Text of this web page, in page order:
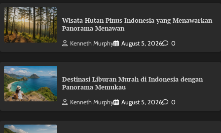
Wisata Hutan Pinus Indonesia yang Menawarkan
Panorama Menawan
Kenneth Murphy August 5, 2026 0
Destinasi Liburan Murah di Indonesia dengan
Panorama Memukau
Kenneth Murphy August 5, 2026 0